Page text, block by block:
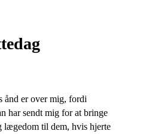
ånd er over mig, fordi
har sendt mig for at bringe
lægedom til dem, hvis hjerte